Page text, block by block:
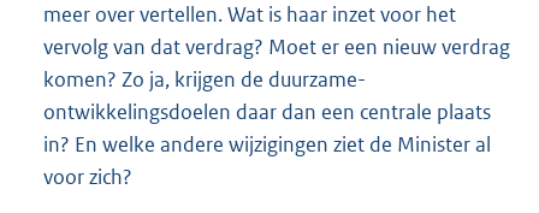
meer over vertellen. Wat is haar inzet voor het
vervolg van dat verdrag? Moet er een nieuw verdrag
komen? Zo ja, krijgen de duurzame-
ontwikkelingsdoelen daar dan een centrale plaats
in? En welke andere wijzigingen ziet de Minister al
voor zich?